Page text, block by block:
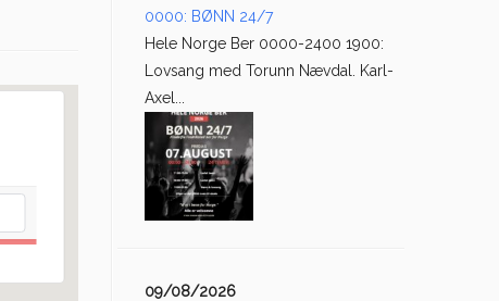
0000: BØNN 24/7
Hele Norge Ber 0000-2400 1900:
Lovsang med Torunn Nævdal. Karl-
Axel...
09/08/2026